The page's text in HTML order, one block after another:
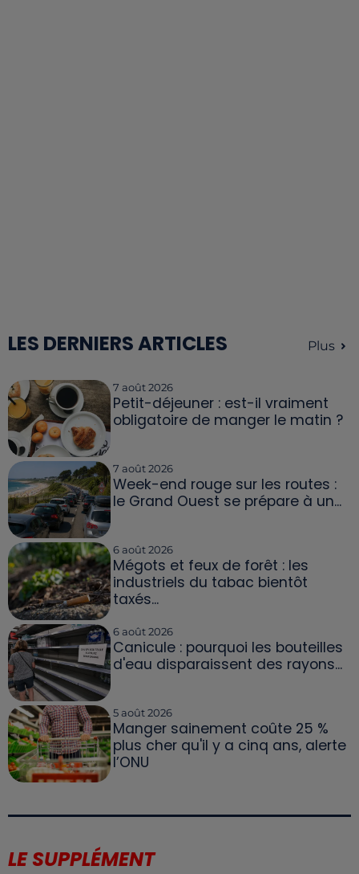
LES DERNIERS ARTICLES Plus
7 août 2026
Petit-déjeuner : est-il vraiment
obligatoire de manger le matin ?
7 août 2026
Week-end rouge sur les routes :
le Grand Ouest se prépare à un...
6 août 2026
Mégots et feux de forêt : les
industriels du tabac bientôt
taxés...
6 août 2026
Canicule : pourquoi les bouteilles
d'eau disparaissent des rayons...
5 août 2026
Manger sainement coûte 25 %
plus cher qu'il y a cinq ans, alerte
l’ONU
LE SUPPLÉMENT